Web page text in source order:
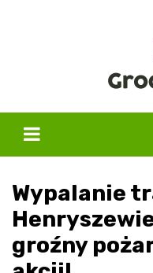
Wypalanie
groźny